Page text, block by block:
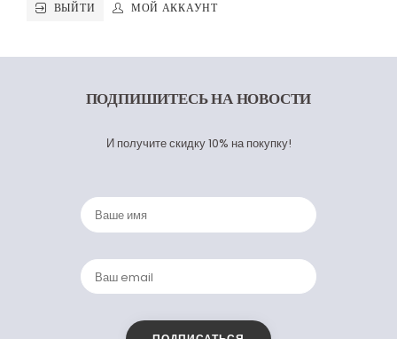
ВЫЙТИ МОЙ АККАУНТ
ПОДПИШИТЕСЬНА НОВОСТИ
И получите скидку 10% на покупку!